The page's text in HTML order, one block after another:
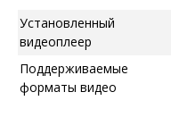
Установленный
видеоплеер
Поддерживаемые
форматы видео